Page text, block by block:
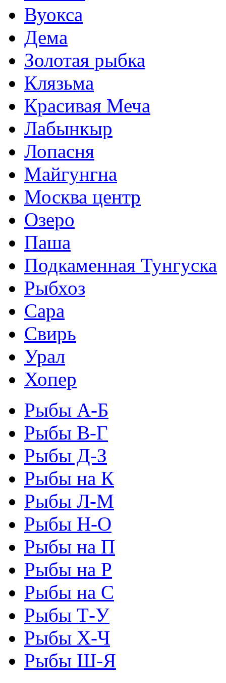
Вуокса
Дема
Золотая рыбка
Клязьма
Красивая Меча
Лабынкыр
Лопасня
Майгунгна
Москва центр
Озеро
Паша
Подкаменная Тунгуска
Рыбхоз
Сара
Свирь
Урал
Хопер
Рыбы А-Б
Рыбы В-Г
Рыбы Д-З
Рыбы на К
Рыбы Л-М
Рыбы Н-О
Рыбы на П
Рыбы на Р
Рыбы на С
Рыбы Т-У
Рыбы Х-Ч
Рыбы Ш-Я